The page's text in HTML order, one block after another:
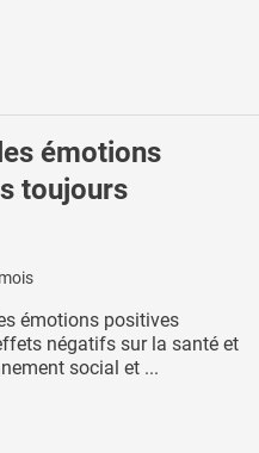
émotions
toujours
émotions positives
négatifs sur la santé et
social et ...